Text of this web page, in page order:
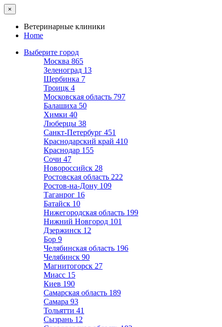
×
Ветеринарные клиники
Home
Выберите город
Москва 865
Зеленоград 13
Щербинка 7
Троицк 4
Московская область 797
Балашиха 50
Химки 40
Люберцы 38
Санкт-Петербург 451
Краснодарский край 410
Краснодар 155
Сочи 47
Новороссийск 28
Ростовская область 222
Ростов-на-Дону 109
Таганрог 16
Батайск 10
Нижегородская область 199
Нижний Новгород 101
Дзержинск 12
Бор 9
Челябинская область 196
Челябинск 90
Магнитогорск 27
Миасс 15
Киев 190
Самарская область 189
Самара 93
Тольятти 41
Сызрань 12